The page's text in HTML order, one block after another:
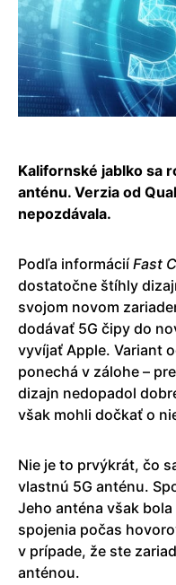
Kalifornské jablko sa
anténu. Verzia od
nepozdávala.
Podľa informáciíFast
dostatočne štíhly
svojom novom
dodávať 5G čipy do
vyvíjať Apple. Variant
ponechá v zálohe –
dizajn nedopadol
však mohli dočkať o
Nie je to prvýkrát, čo
vlastnú 5G anténu.
Jeho anténa však
spojenia počas
v prípade, že ste
anténou.